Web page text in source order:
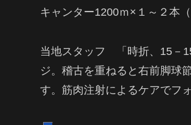
キャンター1200ｍ×１～２本
当地スタッフ 「時折、15－
ジ。稽古を重ねると右前脚球
す。筋肉注射によるケアでフ